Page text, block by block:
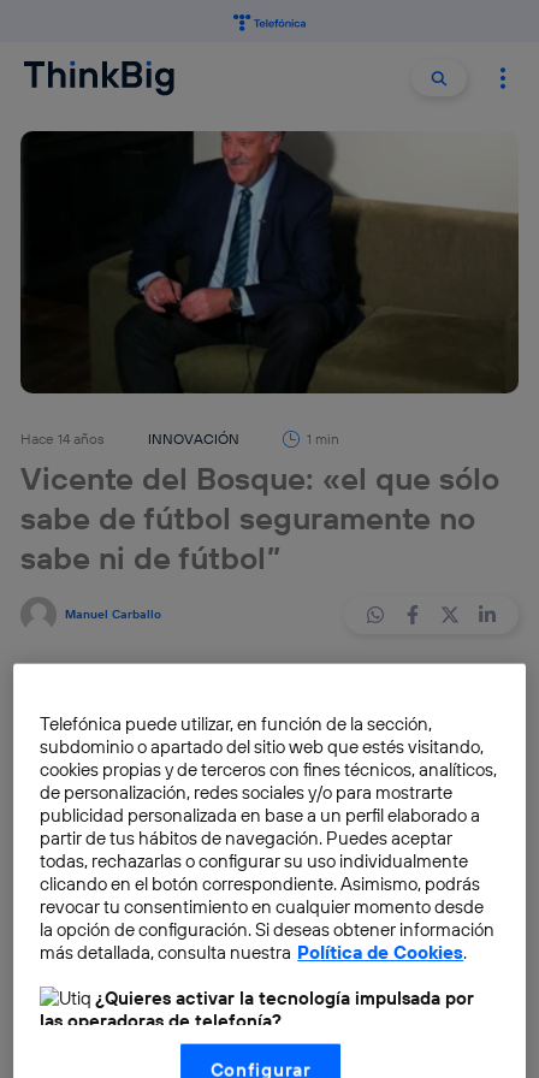
Buscar
Hace 14 años INNOVACIÓN 1 min
Vicente del Bosque: «el que sólo
sabe de fútbol seguramente no
sabe ni de fútbol”
Manuel Carballo
fragmento de la entrevistaaVicente del Bosque
la que nos habló de los sueños que todavía le quedan
por cumplir. Hoy os ofrecemos la parte más
importante, en la que nos cuenta los secretos que
esconde su modelo profesional.
En la entrevista nos habla de cómo busca el talento,
de la importancia de las buenas relaciones dentro de
paraliderary, también, de la mejor forma de
responder ante las derrotas o si vale todo para
conseguir una victoria. Son temas que merecen un
Telefónica puede utilizar, en función de la sección,
subdominio o apartado del sitio web que estés visitando,
cookies propias y de terceros con fines técnicos, analíticos,
de personalización, redes sociales y/o para mostrarte
publicidad personalizada en base a un perfil elaborado a
partir de tus hábitos de navegación. Puedes aceptar
todas, rechazarlas o configurar su uso individualmente
clicando en el botón correspondiente. Asimismo, podrás
revocar tu consentimiento en cualquier momento desde
la opción de configuración. Si deseas obtener información
más detallada, consulta nuestra Política de Cookies.
¿Quieres activar la tecnología impulsada por
las operadoras de telefonía?
Nosotros, Telefónica S.A., utilizamos la tecnología Utiq para
realizar nuestras acciones de marketing digital o análisis
Configurar